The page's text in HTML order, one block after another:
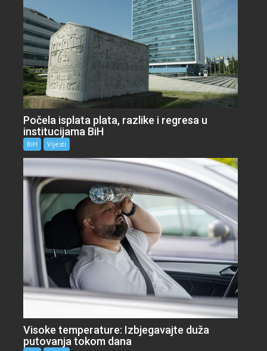
Počela isplata plata, razlike i regresa u
institucijama BiH
BiH Vijesti
Visoke temperature: Izbjegavajte duža
putovanja tokom dana